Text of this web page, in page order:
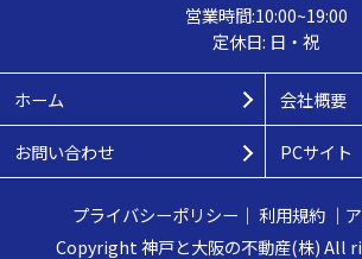
営業時間:10:00~19:00
定休日: 日・祝
ホーム 会社概要
お問い合わせ PCサイト
プライバシーポリシー ｜ 利用規約｜
Copyright 神戸と大阪の不動産(株) All